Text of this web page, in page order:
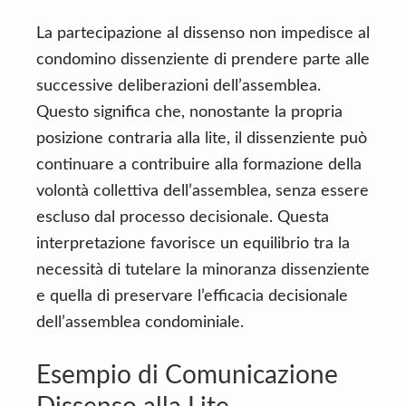
La partecipazione al dissenso non impedisce al
condomino dissenziente di prendere parte alle
successive deliberazioni dell’assemblea.
Questo significa che, nonostante la propria
posizione contraria alla lite, il dissenziente può
continuare a contribuire alla formazione della
volontà collettiva dell’assemblea, senza essere
escluso dal processo decisionale. Questa
interpretazione favorisce un equilibrio tra la
necessità di tutelare la minoranza dissenziente
e quella di preservare l’efficacia decisionale
dell’assemblea condominiale.
Esempio di Comunicazione